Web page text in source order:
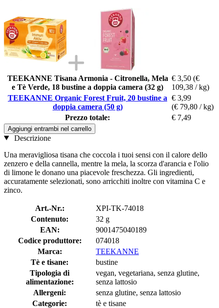
TEEKANNE Tisana Armonia - Citronella, Mela
e Tè Verde, 18 bustine a doppia camera (32 g)
€ 3,50 (€
109,38 / kg)
TEEKANNE Organic Forest Fruit, 20 bustine a
doppia camera (50 g)
€ 3,99
(€ 79,80 / kg)
Prezzo totale:
€ 7,49
Aggiungi entrambi nel carrello
Descrizione
Una meravigliosa tisana che coccola i tuoi sensi con il calore dello
zenzero e della cannella, mentre la mela, la scorza d'arancia e l'olio
di limone le donano una piacevole freschezza. Gli ingredienti,
accuratamente selezionati, sono arricchiti inoltre con vitamina C e
zinco.
Art.-Nr.:
XPI-TK-74018
Contenuto:
32 g
EAN:
9001475040189
Codice produttore:
074018
Marca:
TEEKANNE
Tè e tisane:
bustine
Tipologia di
alimentazione:
vegan, vegetariana, senza glutine,
senza lattosio
Allergeni:
senza glutine, senza lattosio
Categorie:
tè e tisane